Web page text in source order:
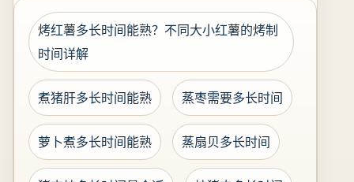
烤红薯多长时间能熟？不同大小红薯的烤制
时间详解
煮猪肝多长时间能熟 蒸枣需要多长时间
萝卜煮多长时间能熟 蒸扇贝多长时间